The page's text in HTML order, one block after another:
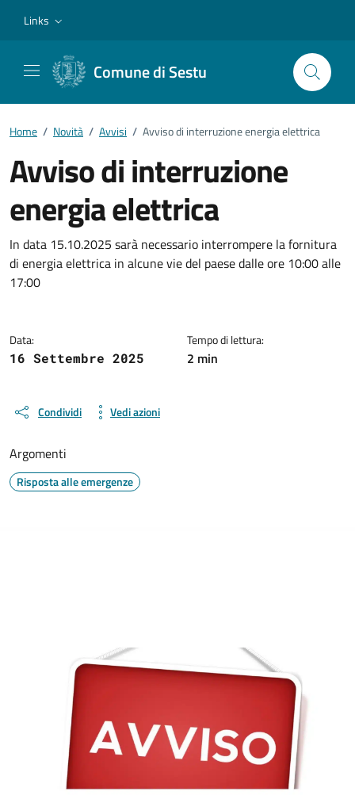
Links
Comune di Sestu
Home / Novità / Avvisi / Avviso di interruzione energia elettrica
Avviso di interruzione
energia elettrica
Dettagli della notizia
In data 15.10.2025 sarà necessario interrompere la fornitura
di energia elettrica in alcune vie del paese dalle ore 10:00 alle
17:00
Data:
16 Settembre 2025
Tempo di lettura:
2 min
Condividi Vedi azioni
Argomenti
Risposta alle emergenze